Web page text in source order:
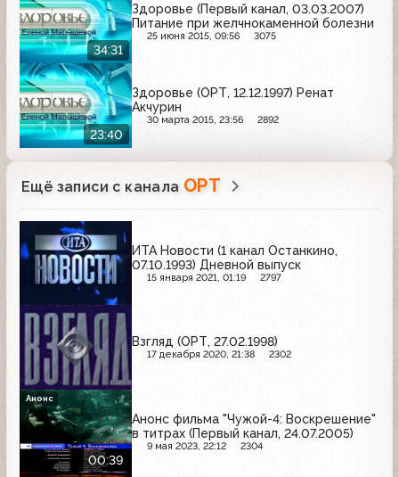
34:31
Здоровье (Первый канал, 03.03.2007)
Питание при желчнокаменной болезни
25 июня 2015, 09:56 3075
23:40
Здоровье (ОРТ, 12.12.1997) Ренат
Акчурин
30 марта 2015, 23:56 2892
Ещё записи с канала ОРТ
ИТА Новости (1 канал Останкино,
07.10.1993) Дневной выпуск
15 января 2021, 01:19 2797
Взгляд (ОРТ, 27.02.1998)
17 декабря 2020, 21:38 2302
00:39
Анонс фильма "Чужой-4: Воскрешение"
в титрах (Первый канал, 24.07.2005)
9 мая 2023, 22:12 2304
Анонс